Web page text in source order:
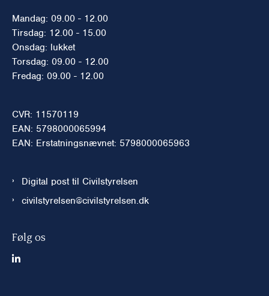
Mandag: 09.00 - 12.00
Tirsdag: 12.00 - 15.00
Onsdag: lukket
Torsdag: 09.00 - 12.00
Fredag: 09.00 - 12.00
CVR: 11570119
EAN: 5798000065994
EAN: Erstatningsnævnet: 5798000065963
Digital post til Civilstyrelsen
civilstyrelsen@civilstyrelsen.dk
Følg os